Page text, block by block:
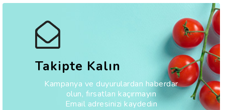
Takipte Kalın
Kampanya ve duyurulardan haberdar
olun, fırsatları kaçırmayın
Email adresinizi kaydedin